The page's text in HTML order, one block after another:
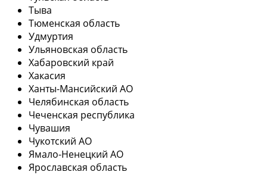
Тыва
Тюменская область
Удмуртия
Ульяновская область
Хабаровский край
Хакасия
Ханты-Мансийский АО
Челябинская область
Чеченская республика
Чувашия
Чукотский АО
Ямало-Ненецкий АО
Ярославская область